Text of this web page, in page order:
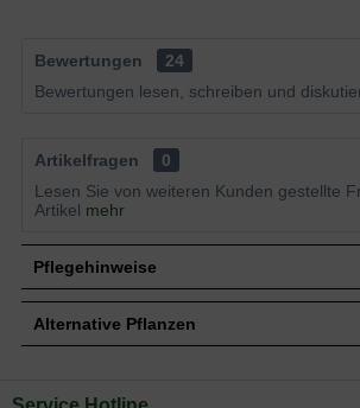
Bewertungen
24
Bewertungen lesen, schreiben und
Artikelfragen
0
Lesen Sie von weiteren Kunden gestellte
Artikel mehr
Pflegehinweise
Pflanz- und Pflegetipps Wisteria
Alternative Pflanzen